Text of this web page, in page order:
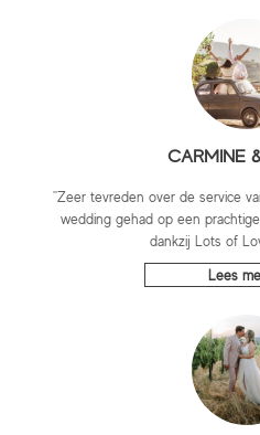
CARMINE
''Zeer tevreden over de service
wedding gehad op een
dankzij Lots of
Lees